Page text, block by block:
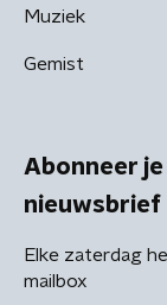
Muziek
Gemist
Abonneer
nieuwsbrief
Elke zaterdag
mailbox